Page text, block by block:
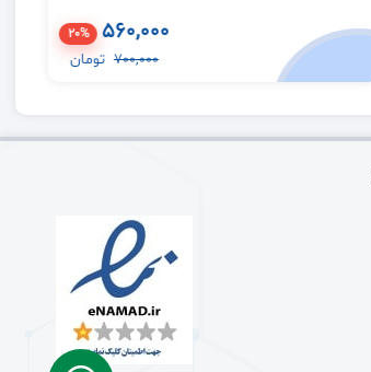
560,000
20%
700,000 تومان